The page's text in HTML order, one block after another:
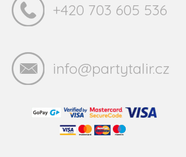
+420 703 605 536
info@partytalir.cz